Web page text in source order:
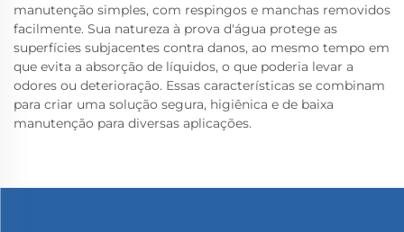
manutenção simples, com respingos e manchas removidos
facilmente. Sua natureza à prova d'água protege as
superfícies subjacentes contra danos, ao mesmo tempo em
que evita a absorção de líquidos, o que poderia levar a
odores ou deterioração. Essas características se combinam
para criar uma solução segura, higiênica e de baixa
manutenção para diversas aplicações.